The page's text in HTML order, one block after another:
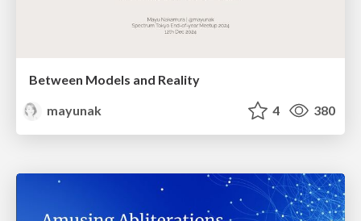
Between Models and Reality
mayunak
4 380